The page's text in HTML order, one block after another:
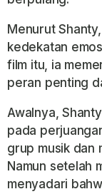
Menurut
kedekatan
film itu, ia
peran penting
Awalnya,
pada
grup musik dan
Namun setelah
menyadari